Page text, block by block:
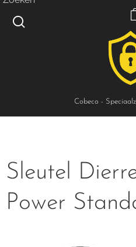
Cobeco -
Sleutel
Power